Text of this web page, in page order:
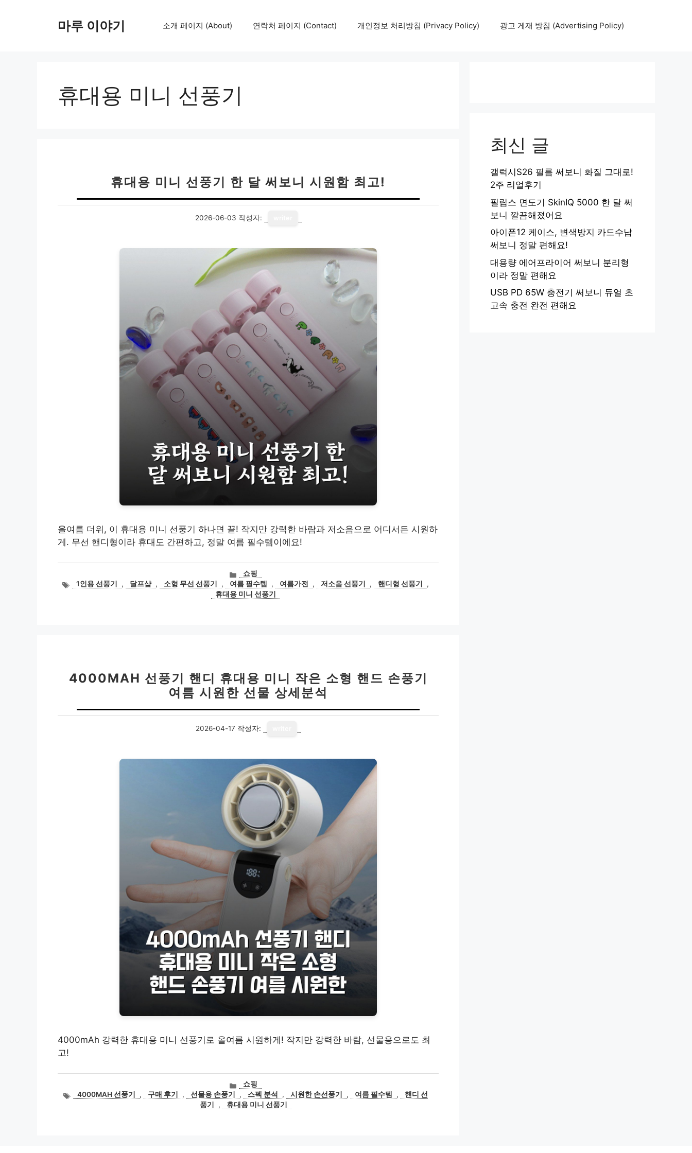
마루 이야기 소개 페이지 (About) 연락처 페이지 (Contact) 개인정보 처리방침 (Privacy Policy) 광고 게재 방침 (Advertising Policy)
휴대용 미니 선풍기
휴대용 미니 선풍기 한 달 써보니 시원함 최고!
2026-06-03 작성자:
올여름 더위, 이 휴대용 미니 선풍기 하나면 끝! 작지만 강력한 바람과 저소음으로 어디서든 시원하
게. 무선 핸디형이라 휴대도 간편하고, 정말 여름 필수템이에요!
카
테
고
쇼핑
태1인용 선풍기 , 달프샵 , 소형 무선 선풍기 , 여름 필수템 , 여름가전 , 저소음 선풍기 , 핸디형 선풍기
,
휴대용 미니 선풍기
4000MAH 선풍기 핸디 휴대용 미니 작은 소형 핸드 손풍기
여름 시원한 선물 상세분석
2026-04-17 작성자:
4000mAh 강력한 휴대용 미니 선풍기로 올여름 시원하게! 작지만 강력한 바람, 선물용으로도 최
고!
카
테
고
쇼핑
태4000MAH 선풍기 , 구매 후기 , 선물용 손풍기 , 스펙 분석 , 시원한 손선풍기 , 여름 필수템 ,
핸디 선
풍기
, 휴대용 미니 선풍기
최신 글
갤럭시S26 필름 써보니 화질 그대로!
2주 리얼후기
필립스 면도기 SkinIQ 5000 한 달 써
보니 깔끔해졌어요
아이폰12 케이스, 변색방지 카드수납
써보니 정말 편해요!
대용량 에어프라이어 써보니 분리형
이라 정말 편해요
USB PD 65W 충전기 써보니 듀얼 초
고속 충전 완전 편해요